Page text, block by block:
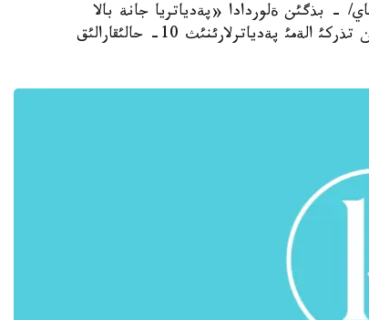
جيةمباي/ - بذگئن ةلوردادا «پةدياتريا جانة بالا
حيرؤرگياسئنئث وزةكتئ ماسةلةلةرئ» دةگةن تاقئرئپپةن تذركئ الةمئ پةدياترلارئنئث 10- حالئقارالئق